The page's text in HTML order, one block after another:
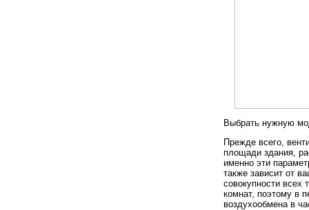
Выбрать нужную
Прежде всего,
площади здания,
именно эти
также зависит от
совокупности всех
комнат, поэтому в
воздухообмена в